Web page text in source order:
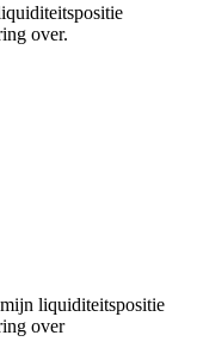
over.
liquiditeitspositie
over